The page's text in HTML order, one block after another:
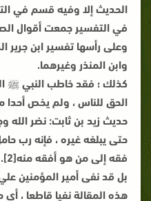
الحديث إلا وفيه قسم في
في التفسير جمعت أقوال
وعلى رأسها تفسير ابن جرير
وابن المنذر وغيرهما.
كذلك ؛ فقد خاطب النبي ﷺ
الحق للناس ، ولم يخص
حديث زيد بن ثابت: نضر الله
حتى يبلغه غيره ، فإنه رب
فقه إلى من هو أفقه منه[2].
بل قد نفى أمير المؤمنين
هذه المقالة نفيا قاطعا ،